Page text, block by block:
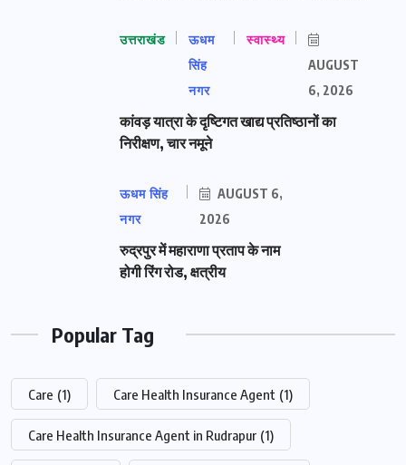
उत्तराखंड
ऊधम
सिंह
नगर
स्वास्थ्य
AUGUST
6, 2026
कांवड़ यात्रा के दृष्टिगत खाद्य प्रतिष्ठानों का
निरीक्षण, चार नमूने
ऊधम सिंह
नगर
AUGUST 6,
2026
रुद्रपुर में महाराणा प्रताप के नाम
होगी रिंग रोड, क्षत्रीय
Popular Tag
Care (1) Care Health Insurance Agent (1)
Care Health Insurance Agent in Rudrapur (1)